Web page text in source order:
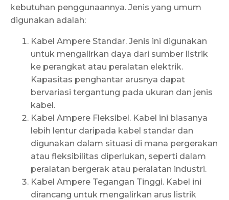
kebutuhan penggunaannya. Jenis yang umum
digunakan adalah:
Kabel Ampere Standar. Jenis ini digunakan
untuk mengalirkan daya dari sumber listrik
ke perangkat atau peralatan elektrik.
Kapasitas penghantar arusnya dapat
bervariasi tergantung pada ukuran dan jenis
kabel.
Kabel Ampere Fleksibel. Kabel ini biasanya
lebih lentur daripada kabel standar dan
digunakan dalam situasi di mana pergerakan
atau fleksibilitas diperlukan, seperti dalam
peralatan bergerak atau peralatan industri.
Kabel Ampere Tegangan Tinggi. Kabel ini
dirancang untuk mengalirkan arus listrik